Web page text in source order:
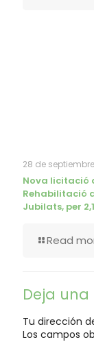
28 de
Nova licitació
Rehabilitació
Jubilats, per
Read
Deja
Tu dirección
Los campos